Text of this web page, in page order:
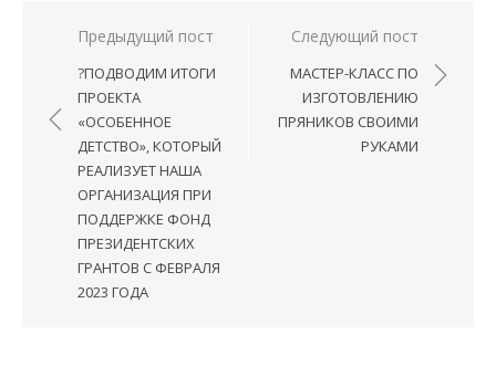
Навигация
записям
Предыдущий пост
?ПОДВОДИМ ИТОГИ
ПРОЕКТА
«ОСОБЕННОЕ
ДЕТСТВО», КОТОРЫЙ
РЕАЛИЗУЕТ НАША
ОРГАНИЗАЦИЯ ПРИ
ПОДДЕРЖКЕ ФОНД
ПРЕЗИДЕНТСКИХ
ГРАНТОВ С ФЕВРАЛЯ
2023 ГОДА
Следующий пост
МАСТЕР-КЛАСС ПО
ИЗГОТОВЛЕНИЮ
ПРЯНИКОВ СВОИМИ
РУКАМИ